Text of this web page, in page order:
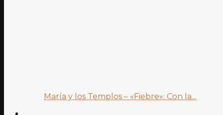
María y los Templos – «Fiebre»: Con la...